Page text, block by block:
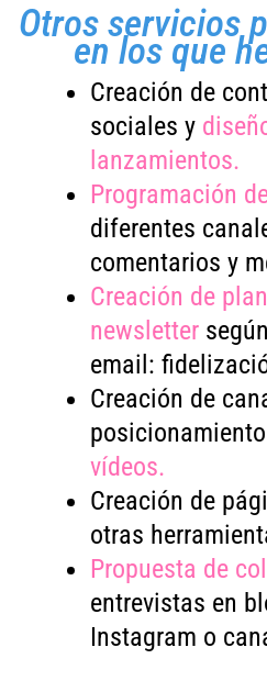
Otros servicios
en los que
Creación de
sociales y
lanzamientos.
Programación
diferentes
comentarios y
Creación de
newsletter
email:
Creación de
vídeos.
Creación de
otras
Propuesta de
entrevistas en
Instagram o